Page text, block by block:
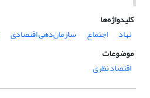
کلیدواژه‌ها
نهاد
اجتماع سازمان‌دهی اقتصادی
موضوعات
اقتصاد نظری